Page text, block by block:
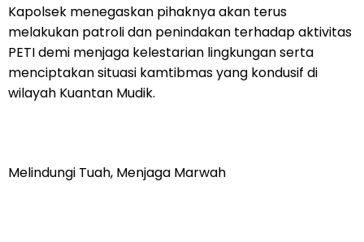
Kapolsek menegaskan pihaknya akan terus
melakukan patroli dan penindakan terhadap aktivitas
PETI demi menjaga kelestarian lingkungan serta
menciptakan situasi kamtibmas yang kondusif di
wilayah Kuantan Mudik.
Melindungi Tuah, Menjaga Marwah